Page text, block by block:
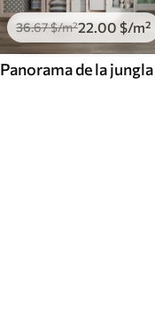
36.67$/m²22.00 $/m²
Panorama de la